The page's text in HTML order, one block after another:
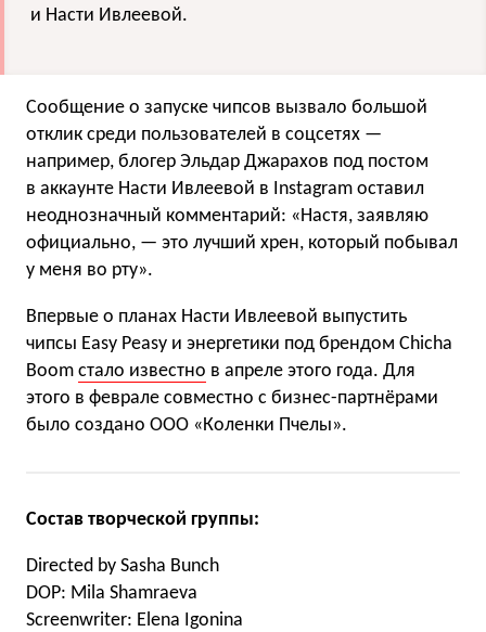
и Насти Ивлеевой.
Сообщение о запуске чипсов вызвало большой
отклик среди пользователей в соцсетях —
например, блогер Эльдар Джарахов под постом
в аккаунте Насти Ивлеевой в Instagram оставил
неоднозначный комментарий: «Настя, заявляю
официально, — это лучший хрен, который побывал
у меня во рту».
Впервые о планах Насти Ивлеевой выпустить
чипсы Easy Peasy и энергетики под брендом Chicha
Boom стало известно в апреле этого года. Для
этого в феврале совместно с бизнес-партнёрами
было создано ООО «Коленки Пчелы».
Состав творческой группы:
Directed by Sasha Bunch
DOP: Mila Shamraeva
Screenwriter: Elena Igonina